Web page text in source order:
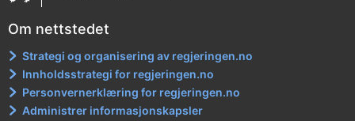
Om nettstedet
Strategi og organisering av regjeringen.no
Innholdsstrategi for regjeringen.no
Personvernerklæring for regjeringen.no
Administrer informasjonskapsler